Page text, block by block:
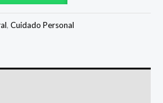
, Cuidado Personal